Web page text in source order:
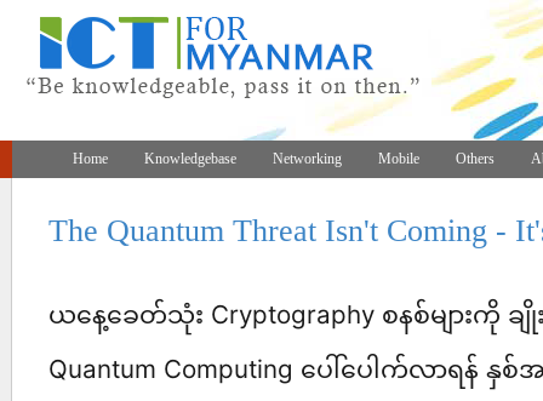
Home Knowledgebase Networking Mobile Others
The Quantum Threat Isn't Coming -
ယနေ့ခေတ်သုံး Cryptography စနစ်များကို
Quantum Computing ပေါ်ပေါက်လာရန်